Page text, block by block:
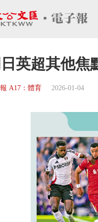
英超其他焦
A17：體育 2026-01-04